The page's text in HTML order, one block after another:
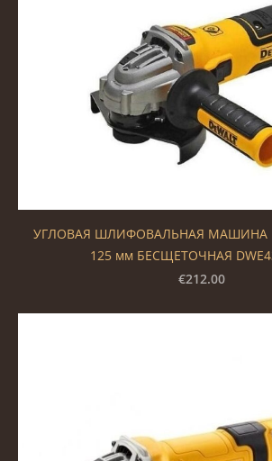
УГЛОВАЯ ШЛИФОВАЛЬНАЯ МАШИНА
125 мм БЕСЩЕТОЧНАЯ
€212.00